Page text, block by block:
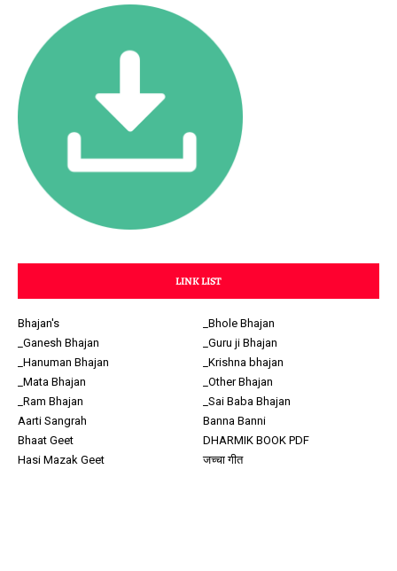
LINK LIST
Bhajan's
_Bhole Bhajan
_Ganesh Bhajan
_Guru ji Bhajan
_Hanuman Bhajan
_Krishna bhajan
_Mata Bhajan
_Other Bhajan
_Ram Bhajan
_Sai Baba Bhajan
Aarti Sangrah
Banna Banni
Bhaat Geet
DHARMIK BOOK PDF
Hasi Mazak Geet
जच्चा गीत